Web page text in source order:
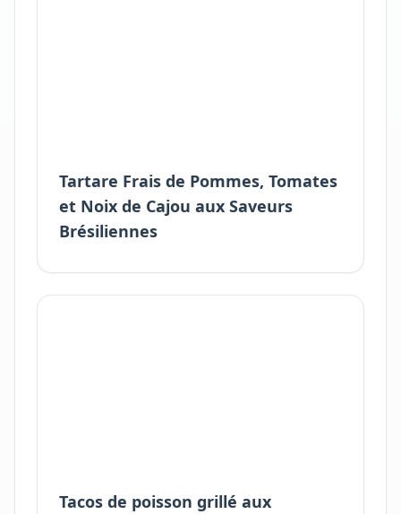
Tartare Frais de Pommes, Tomates
et Noix de Cajou aux Saveurs
Brésiliennes
Tacos de poisson grillé aux